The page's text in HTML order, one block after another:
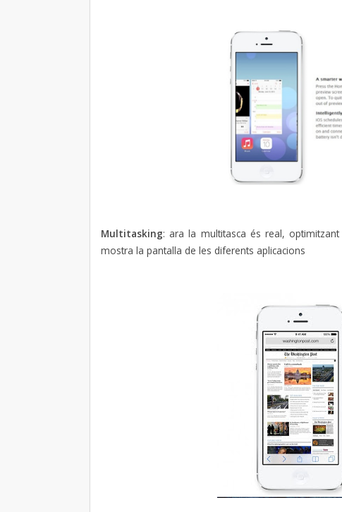
Multitasking: ara la multitasca és real,
mostra la pantalla de les diferents aplicacions